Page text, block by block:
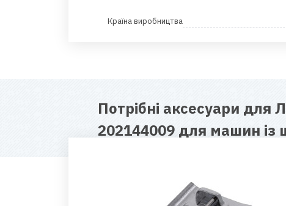
Країна виробництва
Потрібні аксесуари для
202144009 для машин